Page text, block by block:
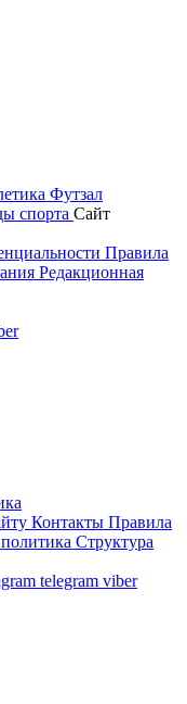
Футзал
спорта Сайт
Правила
Редакционная
Контакты Правила
Структура
telegram viber